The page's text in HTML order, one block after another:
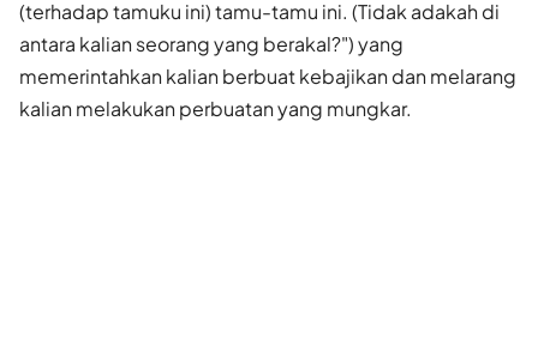
(terhadap tamuku ini) tamu-tamu ini. (Tidak adakah di
antara kalian seorang yang berakal?") yang
memerintahkan kalian berbuat kebajikan dan melarang
kalian melakukan perbuatan yang mungkar.